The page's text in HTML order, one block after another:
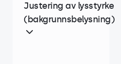
Justering av lysstyrke
(bakgrunnsbelysning)